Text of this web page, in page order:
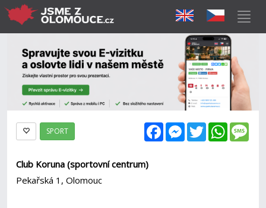
FacebookMessenger
Twitter
SPORT
Club Koruna (sportovní centrum)
Pekařská 1, Olomouc